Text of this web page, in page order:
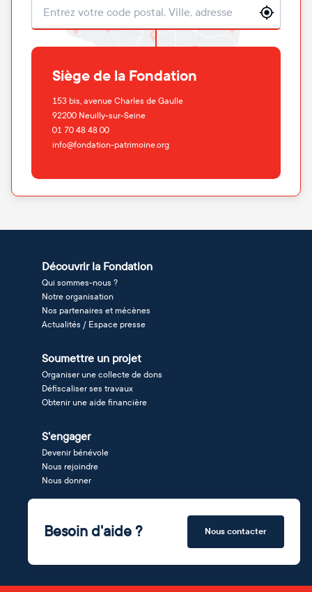
Localisation
Siège de la Fondation
153 bis, avenue Charles de Gaulle
92200 Neuilly-sur-Seine
01 70 48 48 00
info@fondation-patrimoine.org
Découvrir la Fondation
Qui sommes-nous ?
Notre organisation
Nos partenaires et mécènes
Actualités / Espace presse
Soumettre un projet
Organiser une collecte de dons
Défiscaliser ses travaux
Obtenir une aide financière
S'engager
Devenir bénévole
Nous rejoindre
Nous donner
Besoin d'aide ? Nous contacter